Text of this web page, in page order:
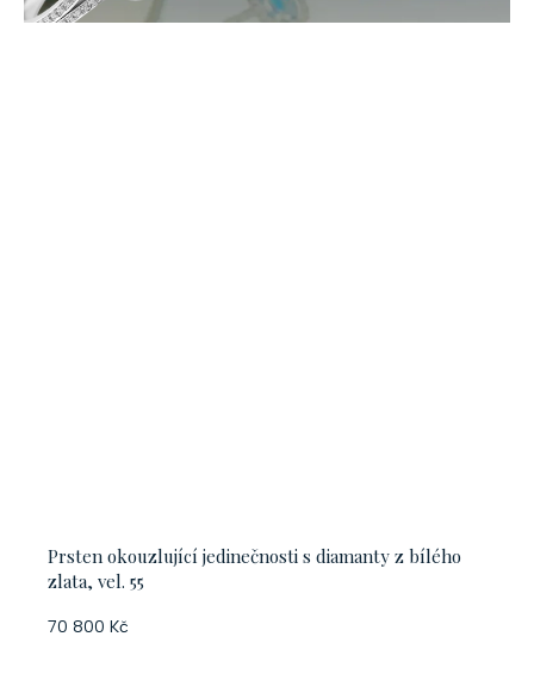
Prsten okouzlující jedinečnosti s diamanty z bílého
zlata, vel. 55
70 800 Kč